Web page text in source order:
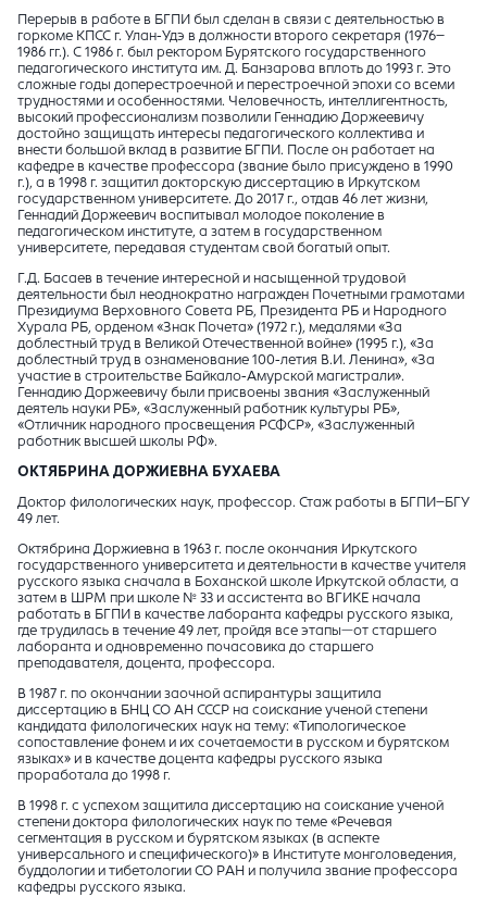
Перерыв в работе в БГПИ был сделан в связи с деятельностью в
горкоме КПСС г. Улан-Удэ в должности второго секретаря (1976–
1986 гг.). С 1986 г. был ректором Бурятского государственного
педагогического института им. Д. Банзарова вплоть до 1993 г. Это
сложные годы доперестроечной и перестроечной эпохи со всеми
трудностями и особенностями. Человечность, интеллигентность,
высокий профессионализм позволили Геннадию Доржеевичу
достойно защищать интересы педагогического коллектива и
внести большой вклад в развитие БГПИ. После он работает на
кафедре в качестве профессора (звание было присуждено в 1990
г.), а в 1998 г. защитил докторскую диссертацию в Иркутском
государственном университете. До 2017 г., отдав 46 лет жизни,
Геннадий Доржеевич воспитывал молодое поколение в
педагогическом институте, а затем в государственном
университете, передавая студентам свой богатый опыт.
Г.Д. Басаев в течение интересной и насыщенной трудовой
деятельности был неоднократно награжден Почетными грамотами
Президиума Верховного Совета РБ, Президента РБ и Народного
Хурала РБ, орденом «Знак Почета» (1972 г.), медалями «За
доблестный труд в Великой Отечественной войне» (1995 г.), «За
доблестный труд в ознаменование 100-летия В.И. Ленина», «За
участие в строительстве Байкало-Амурской магистрали».
Геннадию Доржеевичу были присвоены звания «Заслуженный
деятель науки РБ», «Заслуженный работник культуры РБ»,
«Отличник народного просвещения РСФСР», «Заслуженный
работник высшей школы РФ».
ОКТЯБРИНА ДОРЖИЕВНА БУХАЕВА
Доктор филологических наук, профессор. Стаж работы в БГПИ–БГУ
49 лет.
Октябрина Доржиевна в 1963 г. после окончания Иркутского
государственного университета и деятельности в качестве учителя
русского языка сначала в Боханской школе Иркутской области, а
затем в ШРМ при школе № 33 и ассистента во ВГИКЕ начала
работать в БГПИ в качестве лаборанта кафедры русского языка,
где трудилась в течение 49 лет, пройдя все этапы—от старшего
лаборанта и одновременно почасовика до старшего
преподавателя, доцента, профессора.
В 1987 г. по окончании заочной аспирантуры защитила
диссертацию в БНЦ СО АН СССР на соискание ученой степени
кандидата филологических наук на тему: «Типологическое
сопоставление фонем и их сочетаемости в русском и бурятском
языках» и в качестве доцента кафедры русского языка
проработала до 1998 г.
В 1998 г. с успехом защитила диссертацию на соискание ученой
степени доктора филологических наук по теме «Речевая
сегментация в русском и бурятском языках (в аспекте
универсального и специфического)» в Институте монголоведения,
буддологии и тибетологии СО РАН и получила звание профессора
кафедры русского языка.